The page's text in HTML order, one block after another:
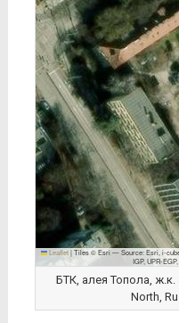
Leaflet |Tiles © Esri — Source: Esri, i-
IGP, UPR-
БТК, алея Топола,
North,